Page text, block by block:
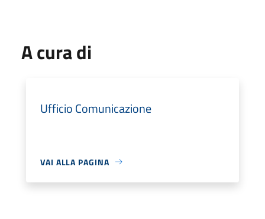
A cura di
Ufficio Comunicazione
VAI ALLA PAGINA